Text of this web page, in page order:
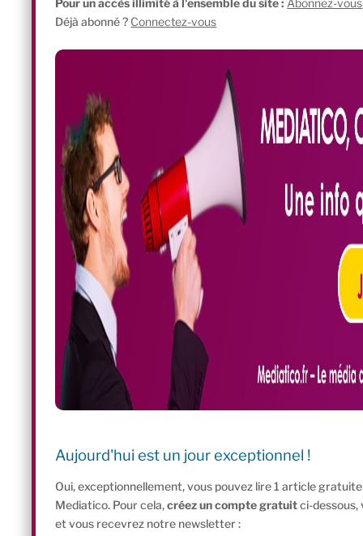
Pour un accès illimité à l'ensemble du site : Abonnez-vous
Déjà abonné ? Connectez-vous
Aujourd'hui est un jour exceptionnel !
Oui, exceptionnellement, vous pouvez lire 1 article
Mediatico. Pour cela,créez un compte gratuitci-dessous,
et vous recevrez notre newsletter :